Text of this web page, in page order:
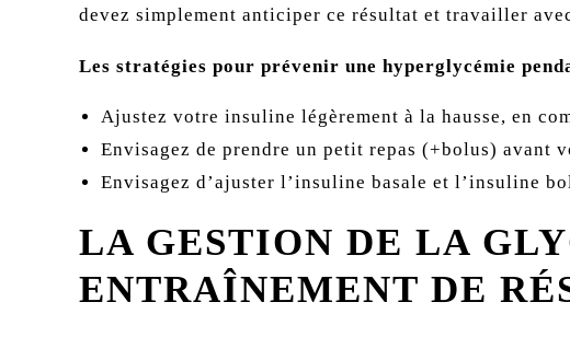
devez simplement anticiper ce résultat et travailler
Les stratégies pour prévenir une hyperglycémie
Ajustez votre insuline légèrement à la hausse, en
Envisagez de prendre un petit repas (+bolus) avant
Envisagez d’ajuster l’insuline basale et l’insuline
LA GESTION DE LA
ENTRAÎNEMENT DE